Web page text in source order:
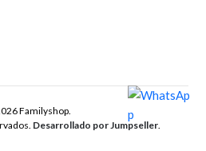
Familyshop.
Desarrollado por Jumpseller.